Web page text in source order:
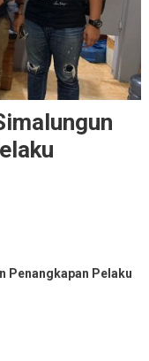
Penangkapan Pelaku